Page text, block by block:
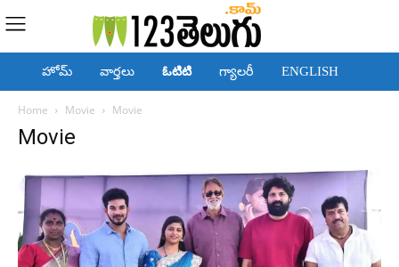
హోమ్ వార్తలు ఓటిటి గ్యాలరీ ENGLISH
Home Movie Movie
Movie